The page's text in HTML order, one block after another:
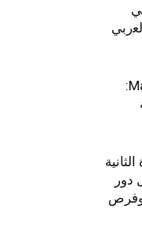
التأمينات المغربية حياة Maghrebia Vie:
دور
وفرص